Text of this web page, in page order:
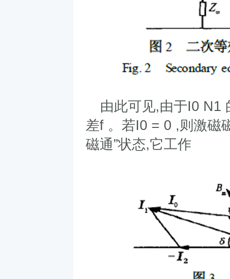
由此可见,由于I0 N1
差f 。若I0 = 0 , 则激磁
磁通”状态,它工作